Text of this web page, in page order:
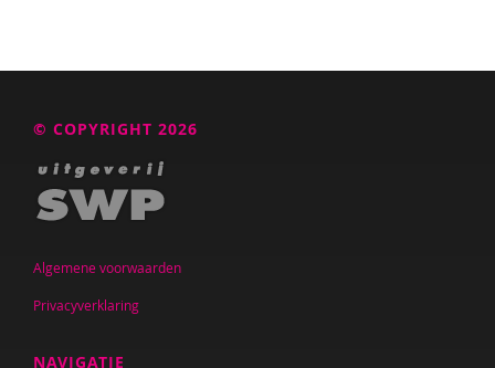
© COPYRIGHT 2026
Algemene voorwaarden
Privacyverklaring
NAVIGATIE